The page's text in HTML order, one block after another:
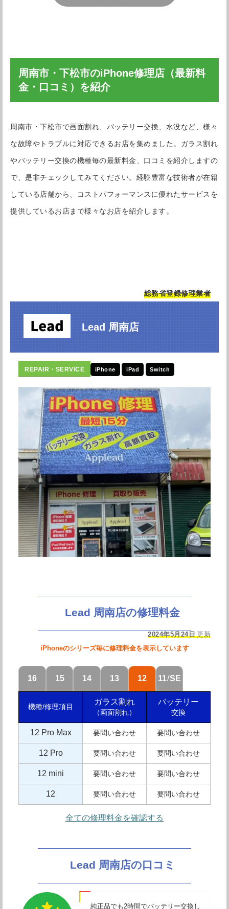
周南市・下松市のiPhone修理店（最新料
金・口コミ）を紹介
周南市・下松市で画面割れ、バッテリー交換、水没など、様々
な故障やトラブルに対応できるお店を集めました。ガラス割れ
やバッテリー交換の機種毎の最新料金、口コミを紹介しますの
で、是非チェックしてみてください。経験豊富な技術者が在籍
している店舗から、コストパフォーマンスに優れたサービスを
提供しているお店まで様々なお店を紹介します。
Lead 周南店
総務省登録修理業者
iPhone iPad Switch
Lead 周南店の修理料金
iPhoneのシリーズ毎に修理料金を表示しています
16 15 14 13 12 11/SE
機種/修理項目
ガラス割れ
（画面割れ）
バッテリー
交換
12 Pro Max 要問い合わせ 要問い合わせ
12 Pro 要問い合わせ 要問い合わせ
12 mini 要問い合わせ 要問い合わせ
12 要問い合わせ 要問い合わせ
2024年5月24日更新
全ての修理料金を確認する
Lead 周南店の口コミ
純正品でも2時間でバッテリー交換し